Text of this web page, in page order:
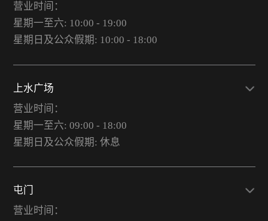
营业时间：
星期一至六: 10:00 - 19:00
星期日及公众假期: 10:00 - 18:00
上水广场
营业时间：
星期一至六: 09:00 - 18:00
星期日及公众假期: 休息
屯门
营业时间：